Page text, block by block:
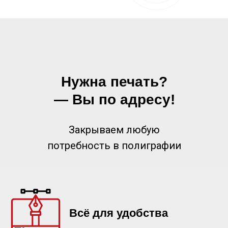
Нужна печать?
— Вы по адресу!
Закрываем любую
потребность в полиграфии
Всё для удобства